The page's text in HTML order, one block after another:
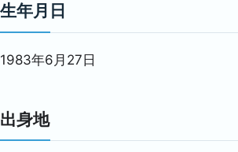
生年月日
1983年6月27日
出身地